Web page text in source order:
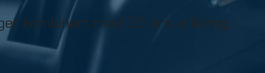
kombinert med 35 års erfaring.